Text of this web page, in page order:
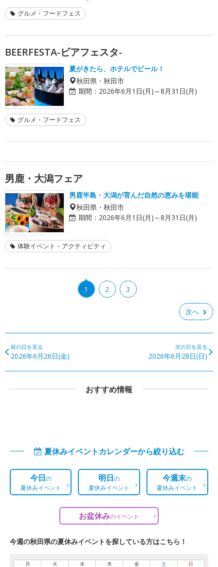
グルメ・フードフェス
BEERFESTA-ビアフェスタ-
夏がきたら、ホテルでビール！
秋田県・秋田市
期間： 2026年6月1日(月)～8月31日(月)
グルメ・フードフェス
男鹿・大潟フェア
男鹿半島・大潟が育んだ自然の恵みを堪能
秋田県・秋田市
期間： 2026年6月1日(月)～8月31日(月)
体験イベント・アクティビティ
1 2 3
次へ
前の日を見る
2026年6月26日(金)
次の日を見る
2026年6月28日(日)
おすすめ情報
夏休みイベントカレンダーから絞り込む
今日の
夏休みイベント
明日の
夏休みイベント
今週末の
夏休みイベント
お盆休みのイベント
今週の秋田県の夏休みイベントを探している方はこちら！
月 火 水 木 金 土 日